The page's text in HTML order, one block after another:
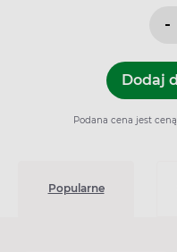
-
Dodaj
Podana cena jest
Popularne